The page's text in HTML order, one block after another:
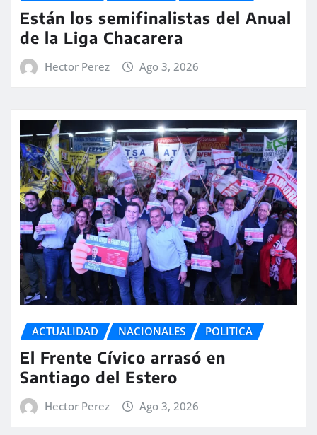
Están los semifinalistas del Anual
de la Liga Chacarera
Hector Perez Ago 3, 2026
ACTUALIDAD NACIONALES POLITICA
El Frente Cívico arrasó en
Santiago del Estero
Hector Perez Ago 3, 2026